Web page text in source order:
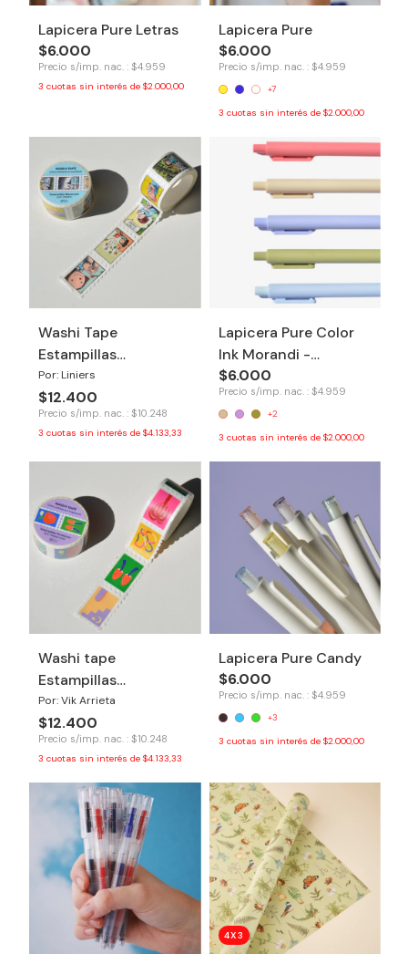
Lapicera Pure Letras
$6.000
Precio s/imp. nac. : $4.959
3 cuotas sin interés de $2.000,00
Lapicera Pure
$6.000
Precio s/imp. nac. : $4.959
+7
3 cuotas sin interés de $2.000,00
Washi Tape
Estampillas
Macanudo
Por: Liniers
$12.400
Precio s/imp. nac. : $10.248
3 cuotas sin interés de $4.133,33
Lapicera Pure Color
Ink Morandi -
Primavera
$6.000
Precio s/imp. nac. : $4.959
+2
3 cuotas sin interés de $2.000,00
Washi tape
Estampillas
Revelacion
Por: Vik Arrieta
$12.400
Precio s/imp. nac. : $10.248
3 cuotas sin interés de $4.133,33
Lapicera Pure Candy
$6.000
Precio s/imp. nac. : $4.959
+3
3 cuotas sin interés de $2.000,00
4X3